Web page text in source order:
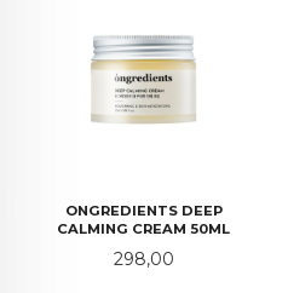
ONGREDIENTS DEEP
CALMING CREAM 50ML
Pris
298,00